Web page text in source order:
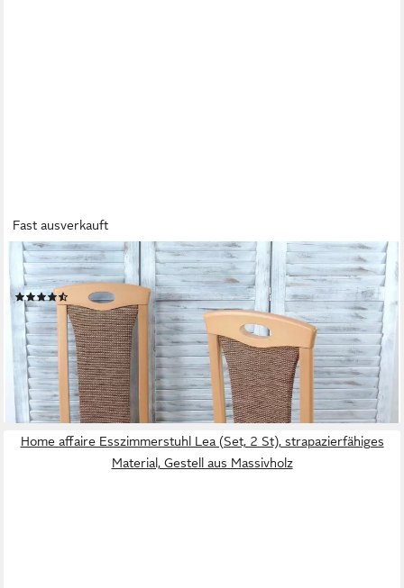
Fast ausverkauft
HOME AFFAIRE
4-Fußstuhl Kasia (Set, 2 St)
(27)
249,99 €
(125,00 €/ 1 Stk)
lieferbar - in 4-5 Werktagen bei dir
+1
Home affaire Esszimmerstuhl Lea (Set, 2 St), strapazierfähiges
Material, Gestell aus Massivholz